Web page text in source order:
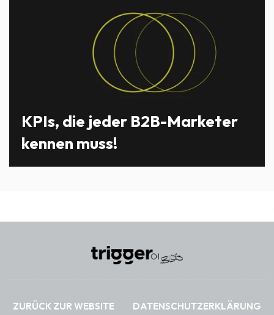
KPIs, die jeder B2B-Marketer
kennen muss!
ZURÜCK ZUR WEBSITE DATENSCHUTZERKLÄRUNG